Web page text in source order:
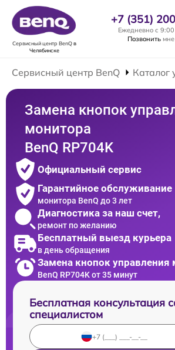
Сервисный центр BenQв
Челябинске
+7 (351)
Ежедневно с
Позвонить
Сервисный центр BenQ Каталог
Замена кнопок
монитора
BenQ RP704K
Официальный сервис
Гарантийное обслуживание
монитора BenQ до 3 лет
Диагностика за наш счет,
ремонт по желанию
Бесплатный выезд курьера
в день обращения
Замена кнопок управления
BenQ RP704K от 35 минут
Бесплатная консультация
специалистом